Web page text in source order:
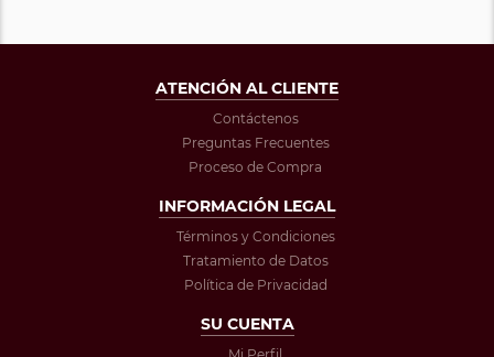
ATENCIÓN AL CLIENTE
Contáctenos
Preguntas Frecuentes
Proceso de Compra
INFORMACIÓN LEGAL
Términos y Condiciones
Tratamiento de Datos
Política de Privacidad
SU CUENTA